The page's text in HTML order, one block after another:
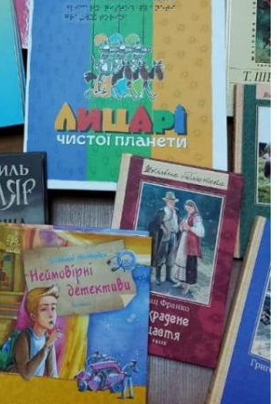
ОДЕСЬКА
ПОЛТАВСЬКА
РІВНЕНСЬКА
СУМСЬКА
ХАРКІВСЬКА
ХЕРСОНСЬКА
ЧЕРКАСЬКА
ЧЕРНІВЕЦЬКА